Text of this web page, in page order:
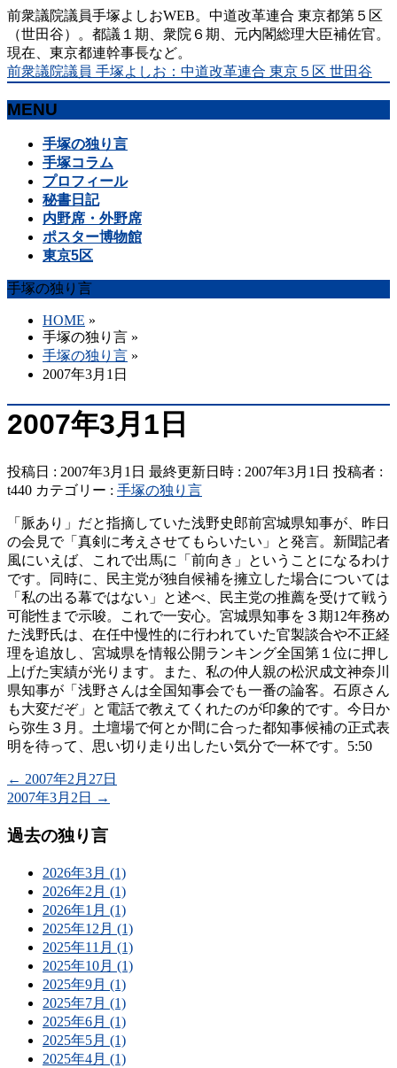
前衆議院議員手塚よしおWEB。中道改革連合 東京都第５区
（世田谷）。都議１期、衆院６期、元内閣総理大臣補佐官。
現在、東京都連幹事長など。
前衆議院議員 手塚よしお：中道改革連合 東京５区 世田谷
MENU
手塚の独り言
手塚コラム
プロフィール
秘書日記
内野席・外野席
ポスター博物館
東京5区
手塚の独り言
HOME »
手塚の独り言 »
手塚の独り言 »
2007年3月1日
2007年3月1日
投稿日 : 2007年3月1日 最終更新日時 : 2007年3月1日 投稿者 :
t440 カテゴリー : 手塚の独り言
「脈あり」だと指摘していた浅野史郎前宮城県知事が、昨日
の会見で「真剣に考えさせてもらいたい」と発言。新聞記者
風にいえば、これで出馬に「前向き」ということになるわけ
です。同時に、民主党が独自候補を擁立した場合については
「私の出る幕ではない」と述べ、民主党の推薦を受けて戦う
可能性まで示唆。これで一安心。宮城県知事を３期12年務め
た浅野氏は、在任中慢性的に行われていた官製談合や不正経
理を追放し、宮城県を情報公開ランキング全国第１位に押し
上げた実績が光ります。また、私の仲人親の松沢成文神奈川
県知事が「浅野さんは全国知事会でも一番の論客。石原さん
も大変だぞ」と電話で教えてくれたのが印象的です。今日か
ら弥生３月。土壇場で何とか間に合った都知事候補の正式表
明を待って、思い切り走り出したい気分で一杯です。5:50
← 2007年2月27日
2007年3月2日
→
過去の独り言
2026年3月 (1)
2026年2月 (1)
2026年1月 (1)
2025年12月 (1)
2025年11月 (1)
2025年10月 (1)
2025年9月 (1)
2025年7月 (1)
2025年6月 (1)
2025年5月 (1)
2025年4月 (1)